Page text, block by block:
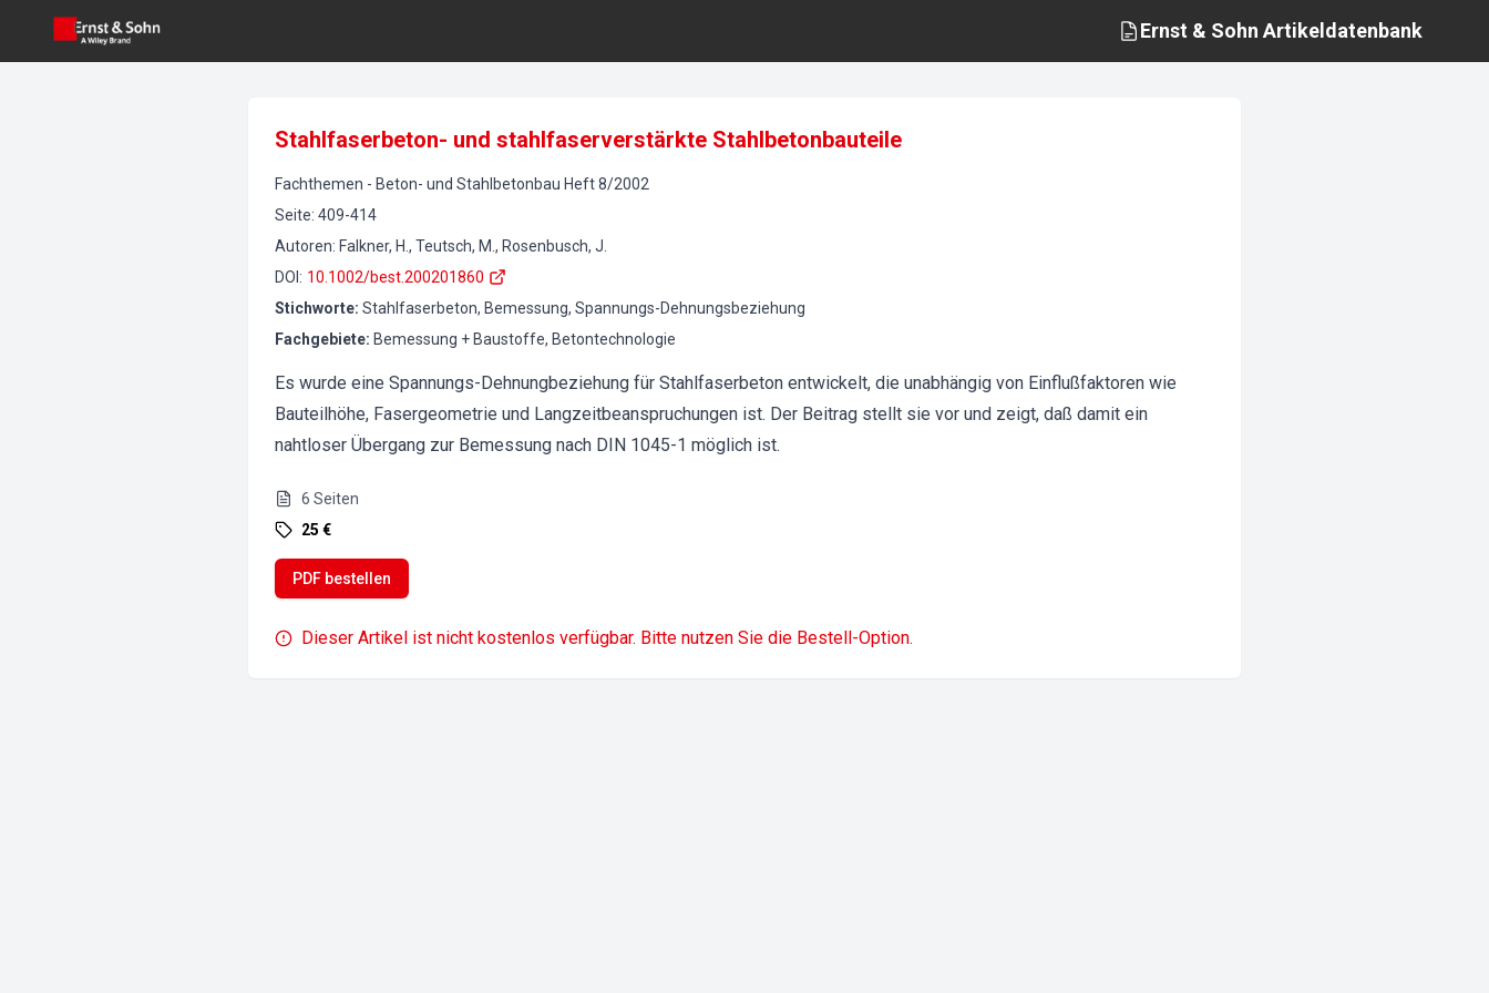
Ernst & Sohn Artikeldatenbank
Stahlfaserbeton- und stahlfaserverstärkte Stahlbetonbauteile
Fachthemen - Beton- und Stahlbetonbau Heft8/2002
Seite: 409-414
Autoren: Falkner, H., Teutsch, M., Rosenbusch, J.
DOI : 10.1002/best.200201860
Stichworte: Stahlfaserbeton, Bemessung, Spannungs-Dehnungsbeziehung
Fachgebiete: Bemessung + Baustoffe, Betontechnologie
Es wurde eine Spannungs-Dehnungbeziehung für Stahlfaserbeton entwickelt, die unabhängig von Einflußfaktoren wie
Bauteilhöhe, Fasergeometrie und Langzeitbeanspruchungen ist. Der Beitrag stellt sie vor und zeigt, daß damit ein
nahtloser Übergang zur Bemessung nach DIN 1045-1 möglich ist.
6 Seiten
25 €
PDF bestellen
Dieser Artikel ist nicht kostenlos verfügbar. Bitte nutzen Sie die Bestell-Option.